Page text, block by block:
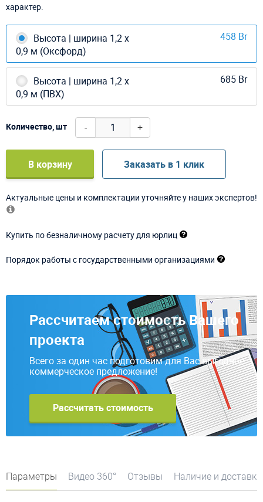
характер.
Высота | ширина 1,2 х
0,9 м (Оксфорд)
458 Br
Высота | ширина 1,2 х
0,9 м (ПВХ)
685 Br
Количество, шт - +
В корзину Заказать в 1 клик
Актуальные цены и комплектации уточняйте у наших экспертов!
Купить по безналичному расчету для юрлиц
Порядок работы с государственными организациями
Рассчитаем стоимость Вашего
проекта
Всего за один час подготовим для Вас выгодное
коммерческое предложение!
Рассчитать стоимость
Параметры Видео 360° Отзывы Наличие и доставка